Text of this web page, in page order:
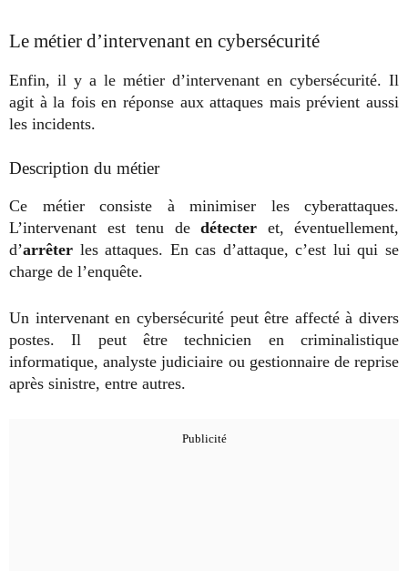
Le métier d’intervenant en cybersécurité
Enfin, il y a le métier d’intervenant en cybersécurité. Il
agit à la fois en réponse aux attaques mais prévient aussi
les incidents.
Description du métier
Ce métier consiste à minimiser les cyberattaques.
L’intervenant est tenu de détecter et, éventuellement,
d’arrêter les attaques. En cas d’attaque, c’est lui qui se
charge de l’enquête.
Un intervenant en cybersécurité peut être affecté à divers
postes. Il peut être technicien en criminalistique
informatique, analyste judiciaire ou gestionnaire de reprise
après sinistre, entre autres.